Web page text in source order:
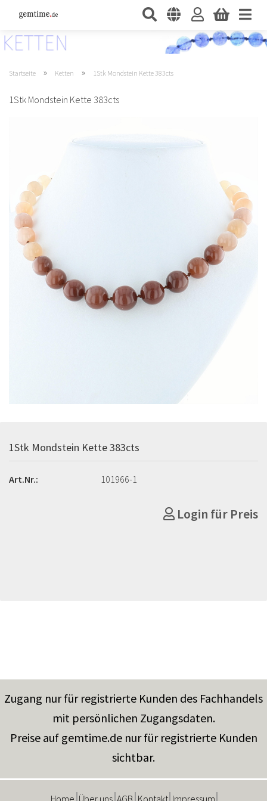
Startseite » Ketten » 1Stk Mondstein Kette 383cts
1Stk Mondstein Kette 383cts
1Stk Mondstein Kette 383cts
Art.Nr.: 101966-1
Login für Preis
Zugang nur für registrierte Kunden des Fachhandels
mit persönlichen Zugangsdaten.
Preise auf gemtime.de nur für registrierte Kunden
sichtbar.
Home Über uns AGB Kontakt Impressum